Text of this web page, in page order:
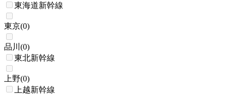
東海道新幹線
東京(0)
品川 (0)
東北新幹線
上野(0)
上越新幹線